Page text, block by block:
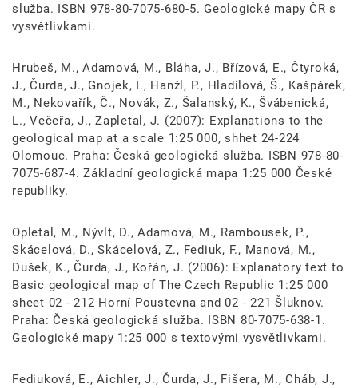
služba. ISBN 978-80-7075-680-5. Geologické mapy ČR s
vysvětlivkami.
Hrubeš, M., Adamová, M., Bláha, J., Břízová, E., Čtyroká,
J., Čurda, J., Gnojek, I., Hanžl, P., Hladilová, Š., Kašpárek,
M., Nekovařík, Č., Novák, Z., Šalanský, K., Švábenická,
L., Večeřa, J., Zapletal, J. (2007): Explanations to the
geological map at a scale 1:25 000, shhet 24-224
Olomouc. Praha: Česká geologická služba. ISBN 978-80-
7075-687-4. Základní geologická mapa 1:25 000 České
republiky.
Opletal, M., Nývlt, D., Adamová, M., Rambousek, P.,
Skácelová, D., Skácelová, Z., Fediuk, F., Manová, M.,
Dušek, K., Čurda, J., Kořán, J. (2006): Explanatory text to
Basic geological map of The Czech Republic 1:25 000
sheet 02 - 212 Horní Poustevna and 02 - 221 Šluknov.
Praha: Česká geologická služba. ISBN 80-7075-638-1.
Geologické mapy 1:25 000 s textovými vysvětlivkami.
Fediuková, E., Aichler, J., Čurda, J., Fišera, M., Cháb, J.,